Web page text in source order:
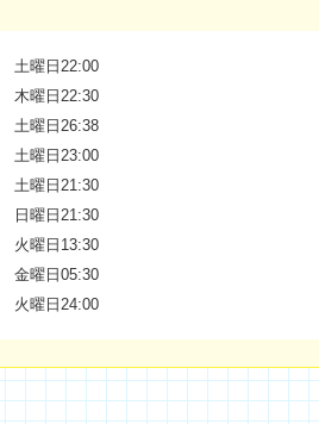
土曜日22:00
木曜日22:30
土曜日26:38
土曜日23:00
土曜日21:30
日曜日21:30
火曜日13:30
金曜日05:30
火曜日24:00